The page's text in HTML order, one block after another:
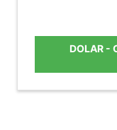
DOLAR -